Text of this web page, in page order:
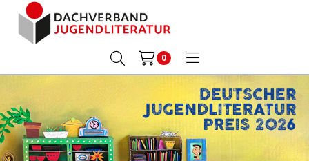
0